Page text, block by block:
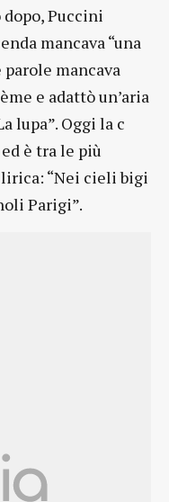
dopo, Puccini
mancava “una
mancava
e adattò un’aria
lupa”. Oggi la c
è tra le più
“Nei cieli bigi
Parigi”.